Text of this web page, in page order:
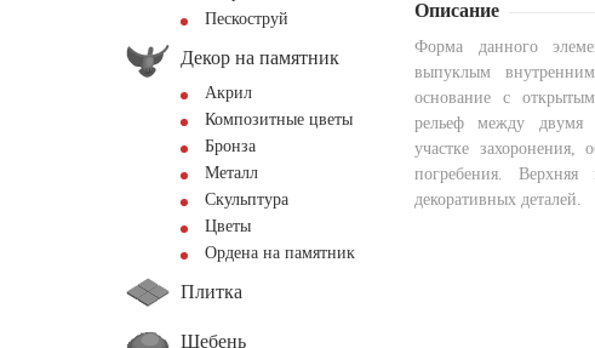
Пескоструй
Декор на памятник
Акрил
Композитные цветы
Бронза
Металл
Скульптура
Цветы
Ордена на памятник
Плитка
Щебень
Описание
Форма данного
выпуклым
основание с
рельеф между двумя
участке захоронения,
погребения. Верхняя
декоративных деталей.